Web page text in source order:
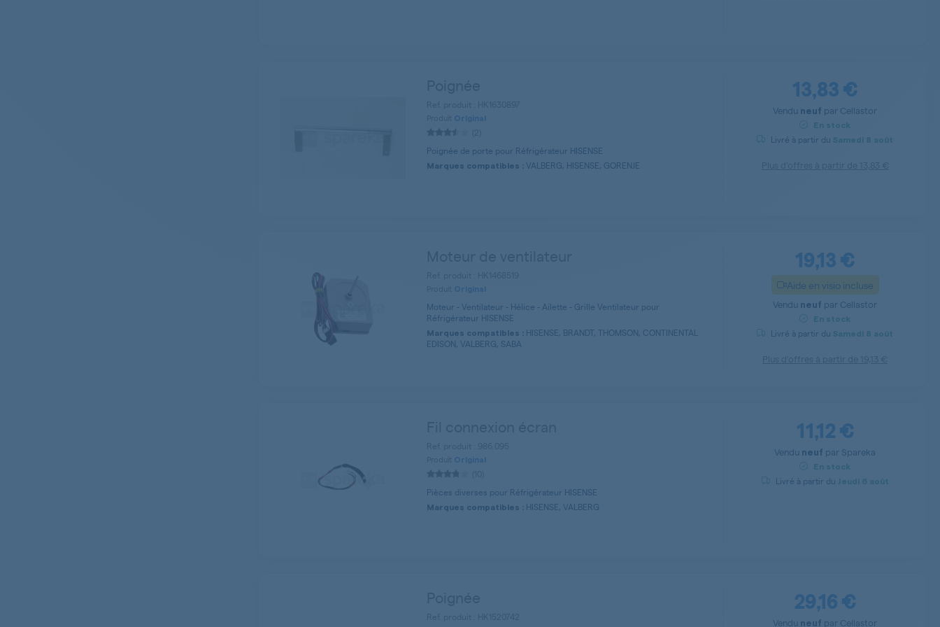
Original
Poignée de porte pour Réfrigérateur HISENSE
Marques compatibles : VALBERG, HISENSE, GORENJE
13,83 €
Vendu neuf par Cellastor
En stock
Livré à partir du Samedi 8 août
Original
Moteur - Ventilateur - Hélice - Ailette - Grille Ventilateur pour
Réfrigérateur HISENSE
Marques compatibles : HISENSE, BRANDT, THOMSON, CONTINENTAL
EDISON, VALBERG, SABA
19,13 €
Aide en visio incluse
Vendu neuf par Cellastor
En stock
Livré à partir du Samedi 8 août
Original
Pièces diverses pour Réfrigérateur HISENSE
Marques compatibles : HISENSE, VALBERG
11,12 €
Vendu neuf par Spareka
En stock
Livré à partir du Jeudi 6 août
29,16 €
Vendu neuf par Cellastor